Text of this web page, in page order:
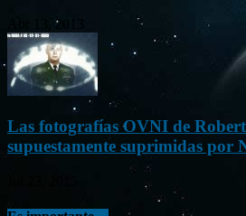
Abr 13, 2013
Las fotografías OVNI de
supuestamente suprimidas por